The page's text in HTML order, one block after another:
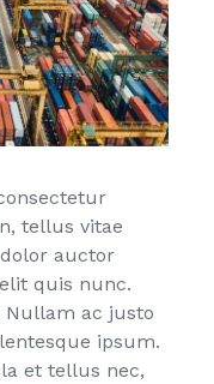
tellus vitae
auctor
quis nunc.
ac justo
ipsum.
et tellus nec,